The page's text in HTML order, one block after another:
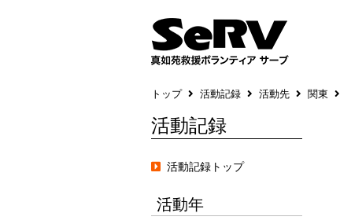
トップ 活動記録 活動先 関東
活動記録
活動記録トップ
活動年